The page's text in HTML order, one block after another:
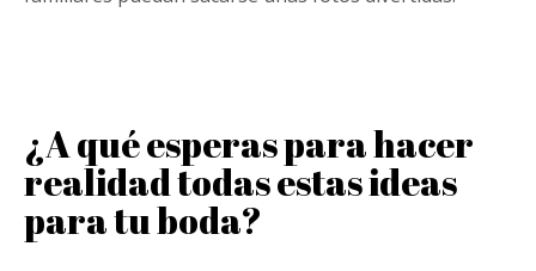
¿A qué esperas para hacer
realidad todas estas ideas
para tu boda?